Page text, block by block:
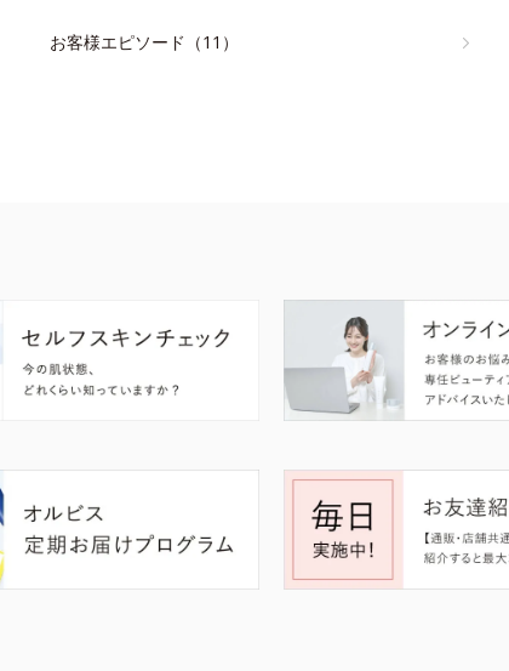
お客様エピソード（11）